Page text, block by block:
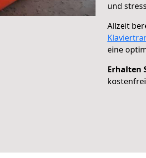
und
Allzeit
eine
Erhalten